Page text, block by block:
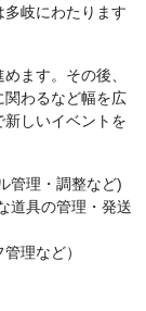
岐にわたります
ます。その後、
関わるなど幅を広
しいイベントを
管理・調整など)
道具の管理・発送
理など）